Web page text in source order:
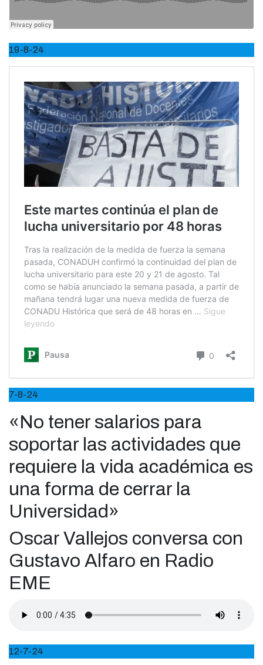
19-8-24
7-8-24
«No tener salarios para
soportar las actividades que
requiere la vida académica es
una forma de cerrar la
Universidad»
Oscar Vallejos conversa con
Gustavo Alfaro en Radio
EME
12-7-24